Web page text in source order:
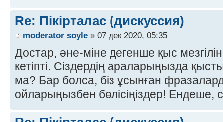
Re: Пікірталас (дискуссия)
moderator soyle » 07 дек 2020, 05:35
Достар, әне-міне дегенше қыс
кетіпті. Сіздердің араларыңызда
ма? Бар болса, біз ұсынған
ойларыңызбен бөлісіңіздер! Ендеше,